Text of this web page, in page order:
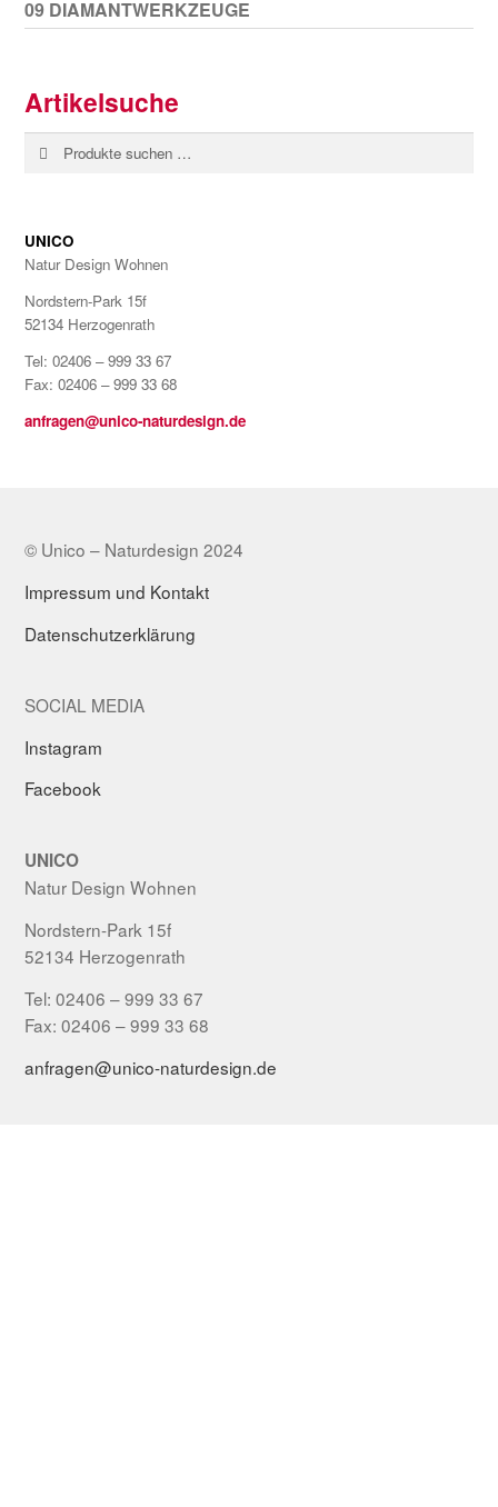
09 DIAMANTWERKZEUGE
Artikelsuche
nach:
UNICO
Natur Design Wohnen
Nordstern-Park 15f
52134 Herzogenrath
Tel: 02406 – 999 33 67
Fax: 02406 – 999 33 68
anfragen@unico-naturdesign.de
© Unico – Naturdesign 2024
Impressum und Kontakt
Datenschutzerklärung
SOCIAL MEDIA
Instagram
Facebook
UNICO
Natur Design Wohnen
Nordstern-Park 15f
52134 Herzogenrath
Tel: 02406 – 999 33 67
Fax: 02406 – 999 33 68
anfragen@unico-naturdesign.de